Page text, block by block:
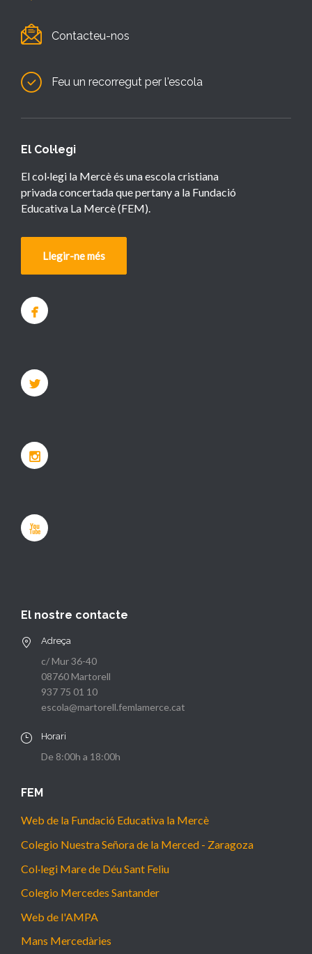
Contacteu-nos
Feu un recorregut per l'escola
El Col·legi
El col·legi la Mercè és una escola cristiana
privada concertada que pertany a la Fundació
Educativa La Mercè (FEM).
Llegir-ne més
El nostre contacte
Adreça
c/ Mur 36-40
08760 Martorell
937 75 01 10
escola@martorell.femlamerce.cat
Horari
De 8:00h a 18:00h
FEM
Web de la Fundació Educativa la Mercè
Colegio Nuestra Señora de la Merced - Zaragoza
Col·legi Mare de Déu Sant Feliu
Colegio Mercedes Santander
Web de l'AMPA
Mans Mercedàries